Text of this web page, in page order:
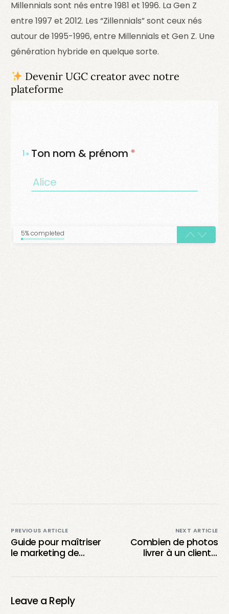
Millennials sont nés entre 1981 et 1996. La Gen Z
entre 1997 et 2012. Les “Zillennials” sont ceux nés
autour de 1995-1996, entre Millennials et Gen Z. Une
génération hybride en quelque sorte.
Devenir UGC creator avec notre
plateforme
1 Ton nom & prénom *
5% completed
PREVIOUS ARTICLE
Guide pour maîtriser
le marketing de
l’utilisateur et réussir
NEXT ARTICLE
Combien de photos
livrer à un client ?
le photographe.
Leave a Reply